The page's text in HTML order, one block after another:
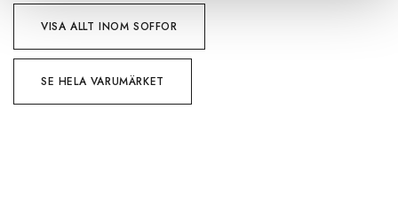
VISA ALLT INOM SOFFOR
SE HELA VARUMÄRKET